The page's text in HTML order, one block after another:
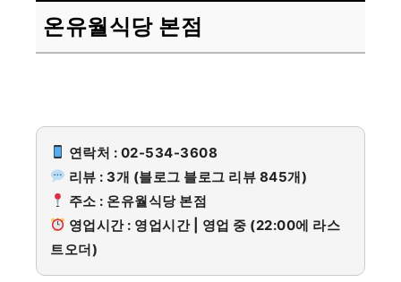
온유월식당 본점
연락처 : 02-534-3608
리뷰 : 3개 (블로그 블로그 리뷰 845개)
주소 : 온유월식당 본점
영업시간 : 영업시간 | 영업 중 (22:00에 라스
트오더)